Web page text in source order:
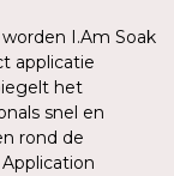
I.Am Soak
applicatie
het
snel en
rond de